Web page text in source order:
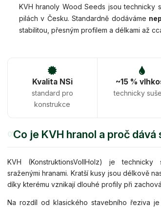
KVH hranoly Wood Seeds jsou technicky
pilách v Česku. Standardně dodáváme
stabilitou, přesným profilem a délkami až
Kvalita NSi
standard pro
konstrukce
~15 %
technicky
01Co je KVH hranol a proč
KVH (KonstruktionsVollHolz) je
sraženými hranami. Kratší kusy jsou délkově
díky kterému vznikají dlouhé profily při
Na rozdíl od klasického stavebního řeziva je